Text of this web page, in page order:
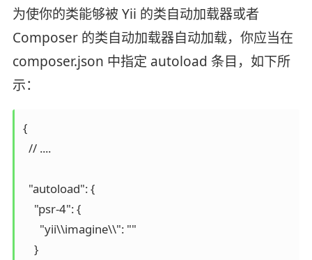
为使你的类能够被 Yii 的类自动加载器或者
Composer 的类自动加载器自动加载，你应当在
composer.json 中指定 autoload 条目，如下所
示：
{
  // ....
  "autoload": {
    "psr-4": {
      "yii\\imagine\\": ""
    }